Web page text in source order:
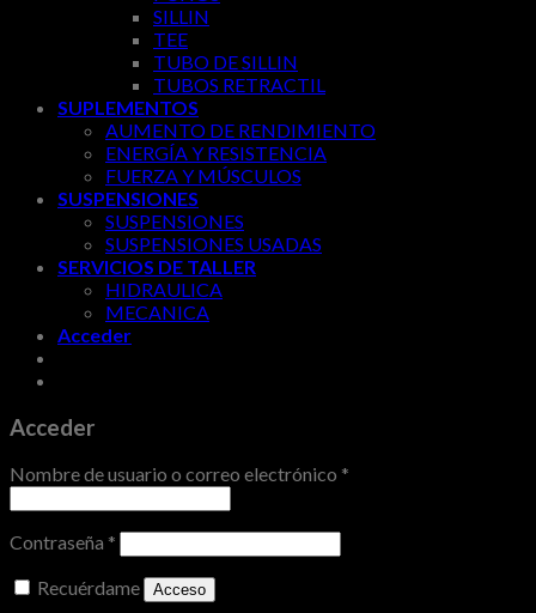
SILLIN
TEE
TUBO DE SILLIN
TUBOS RETRACTIL
SUPLEMENTOS
AUMENTO DE RENDIMIENTO
ENERGÍA Y RESISTENCIA
FUERZA Y MÚSCULOS
SUSPENSIONES
SUSPENSIONES
SUSPENSIONES USADAS
SERVICIOS DE TALLER
HIDRAULICA
MECANICA
Acceder
Acceder
Nombre de usuario o correo electrónico *
Contraseña *
Recuérdame
Acceso